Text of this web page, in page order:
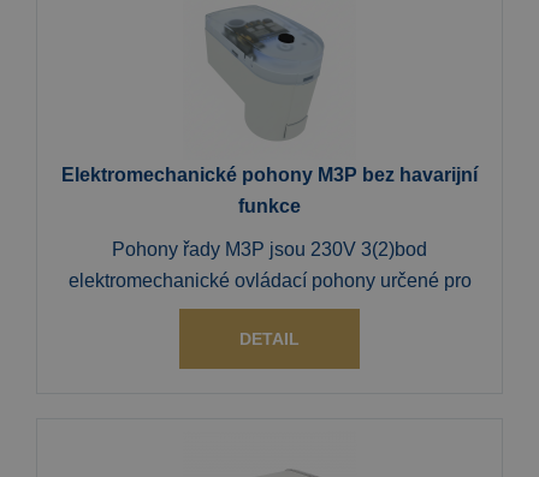
Elektromechanické pohony M3P bez havarijní
funkce
Pohony řady M3P jsou 230V 3(2)bod
elektromechanické ovládací pohony určené pro
DETAIL